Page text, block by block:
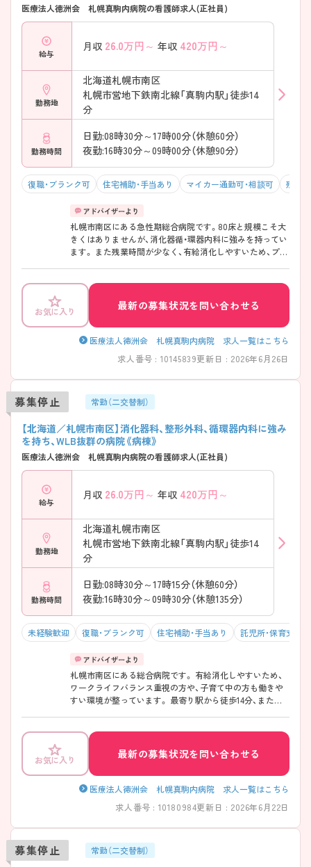
医療法人徳洲会 札幌真駒内病院の看護師求人(正社員)
給与
月収 26.0万円～ 年収 420万円～
勤務地
北海道札幌市南区
札幌市営地下鉄南北線「真駒内駅」徒歩14
分
勤務時間
日勤:08時30分～17時00分（休憩60分）
夜勤:16時30分～09時00分（休憩90分）
復職・ブランク可 住宅補助・手当あり マイカー通勤可・相談可 残業
札幌市南区にある急性期総合病院です。80床と規模こそ大
きくはありませんが、消化器循・環器内科に強みを持ってい
ます。 また残業時間が少なく、有給消化しやすいため、プラ
バス有りとアクセスも良く、マイカー通勤も可能となって
います。 ご興味のある方は詳細をご紹介します。お気軽に
ご相談ください。
お気に入り 最新の募集状況を問い合わせる
医療法人徳洲会 札幌真駒内病院 求人一覧はこちら
求人番号 : 10145839更新日 : 2026年6月26日
募集停止 常勤（二交替制）
【北海道／札幌市南区】消化器科、整形外科、循環器内科に強み
を持ち、WLB抜群の病院《病棟》
医療法人徳洲会 札幌真駒内病院の看護師求人(正社員)
給与
月収 26.0万円～ 年収 420万円～
勤務地
北海道札幌市南区
札幌市営地下鉄南北線「真駒内駅」徒歩14
分
勤務時間
日勤:08時30分～17時15分（休憩60分）
夜勤:16時30分～09時30分（休憩135分）
未経験歓迎 復職・ブランク可 住宅補助・手当あり 託児所・保育支援
札幌市南区にある総合病院です。 有給消化しやすいため、
ワークライフバランス重視の方や、子育て中の方も働きや
すい環境が整っています。 最寄り駅から徒歩14分、また送
にご相談ください。
お気に入り
最新の募集状況を問い合わせる
医療法人徳洲会 札幌真駒内病院 求人一覧はこちら
求人番号 : 10180984更新日 : 2026年6月22日
募集停止 常勤（二交替制）